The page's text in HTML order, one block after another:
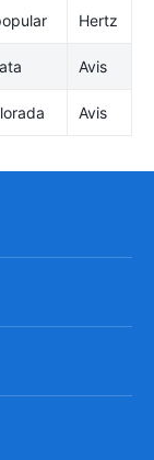
Hertz
Avis
Avis